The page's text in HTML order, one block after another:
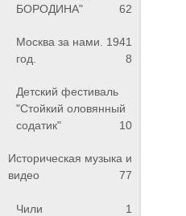
БОРОДИНА"
62
Москва за нами. 1941
год.
8
Детский фестиваль
"Стойкий оловянный
содатик"
10
Историческая музыка и
видео
77
Чили 1